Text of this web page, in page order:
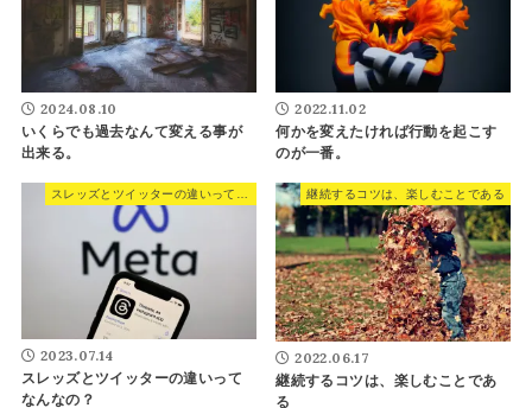
2024.08.10
いくらでも過去なんて変える事が
出来る。
2022.11.02
何かを変えたければ行動を起こす
のが一番。
2023.07.14
スレッズとツイッターの違いって
なんなの？
継続するコツは、楽しむことである
2022.06.17
継続するコツは、楽しむことであ
る